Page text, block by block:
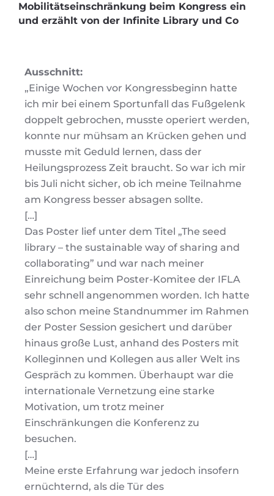
Mobilitätseinschränkung beim Kongress ein
und erzählt von der Infinite Library und Co
Ausschnitt:
„Einige Wochen vor Kongressbeginn hatte
ich mir bei einem Sportunfall das Fußgelenk
doppelt gebrochen, musste operiert werden,
konnte nur mühsam an Krücken gehen und
musste mit Geduld lernen, dass der
Heilungsprozess Zeit braucht. So war ich mir
bis Juli nicht sicher, ob ich meine Teilnahme
am Kongress besser absagen sollte.
[…]
Das Poster lief unter dem Titel „The seed
library – the sustainable way of sharing and
collaborating” und war nach meiner
Einreichung beim Poster-Komitee der IFLA
sehr schnell angenommen worden. Ich hatte
also schon meine Standnummer im Rahmen
der Poster Session gesichert und darüber
hinaus große Lust, anhand des Posters mit
Kolleginnen und Kollegen aus aller Welt ins
Gespräch zu kommen. Überhaupt war die
internationale Vernetzung eine starke
Motivation, um trotz meiner
Einschränkungen die Konferenz zu
besuchen.
[…]
Meine erste Erfahrung war jedoch insofern
ernüchternd, als die Tür des